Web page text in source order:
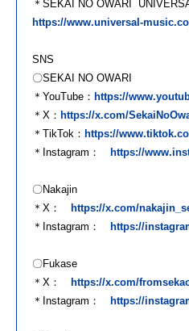
＊SEKAI NO OWARI
https://www.universal-
SNS
〇SEKAI NO OWARI
＊YouTube： https://
＊X： https://x.com/
＊TikTok： https://
＊Instagram：
https://
〇Nakajin
＊X：
https://x.com/
＊Instagram：
https://
〇Fukase
＊X：
https://x.com/
＊Instagram：
https://